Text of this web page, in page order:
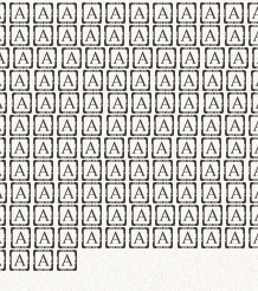
nec
ubi
vel
in
nulla
ut